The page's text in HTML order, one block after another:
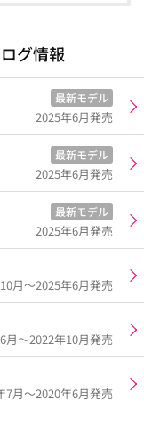
グ情報
最新モデル
2025年6月発売
最新モデル
2025年6月発売
最新モデル
2025年6月発売
月～2025年6月発売
月～2022年10月発売
7月～2020年6月発売